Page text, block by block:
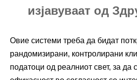
изјавуваат од
Овие системи треба да бидат
рандомизирани, контролирани
податоци од реалниот свет, за да